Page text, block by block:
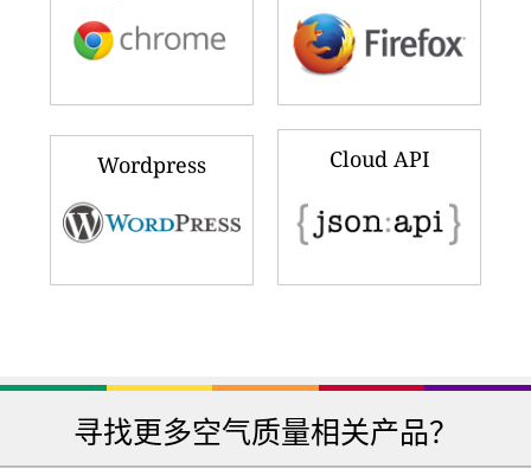
Wordpress Cloud API
寻找更多空气质量相关产品？